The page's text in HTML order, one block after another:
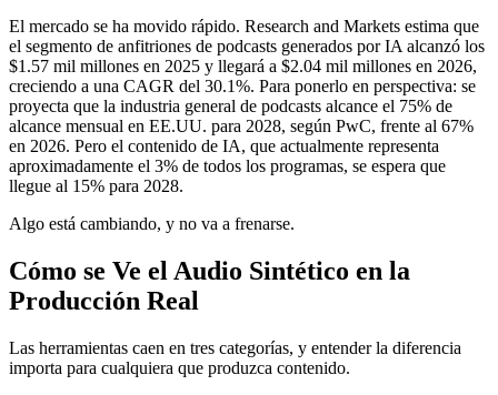
El mercado se ha movido rápido. Research and Markets estima que
el segmento de anfitriones de podcasts generados por IA alcanzó los
$1.57 mil millones en 2025 y llegará a $2.04 mil millones en 2026,
creciendo a una CAGR del 30.1%. Para ponerlo en perspectiva: se
proyecta que la industria general de podcasts alcance el 75% de
alcance mensual en EE.UU. para 2028, según PwC, frente al 67%
en 2026. Pero el contenido de IA, que actualmente representa
aproximadamente el 3% de todos los programas, se espera que
llegue al 15% para 2028.
Algo está cambiando, y no va a frenarse.
Cómo se Ve el Audio Sintético en la
Producción Real
Las herramientas caen en tres categorías, y entender la diferencia
importa para cualquiera que produzca contenido.